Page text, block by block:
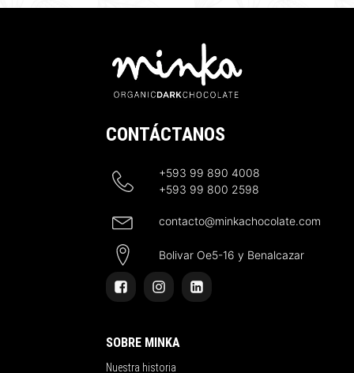
CONTÁCTANOS
+593 99 890 4008
+593 99 800 2598
contacto@minkachocolate.com
Bolivar Oe5-16 y Benalcazar
SOBRE MINKA
Nuestra historia